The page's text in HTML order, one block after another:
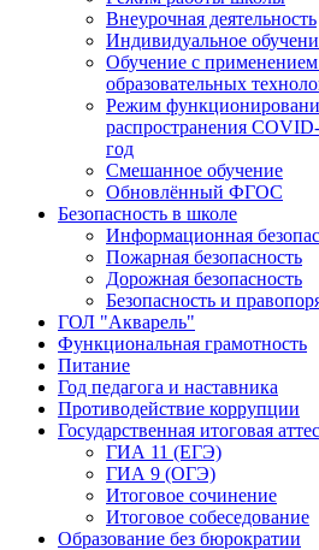
Внеурочная деятельность
Индивидуальное
Обучение с
образовательных
Режим
распространения
год
Смешанное обучение
Обновлённый ФГОС
Безопасность в школе
Информационная
Пожарная безопасность
Дорожная безопасность
Безопасность и
ГОЛ "Акварель"
Функциональная грамотность
Питание
Год педагога и наставника
Противодействие коррупции
Государственная итоговая
ГИА 11 (ЕГЭ)
ГИА 9 (ОГЭ)
Итоговое сочинение
Итоговое собеседование
Образование без бюрократии